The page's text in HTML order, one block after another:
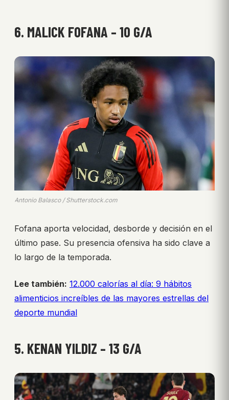
6. MALICK FOFANA – 10 G/A
Antonio Balasco / Shutterstock.com
Fofana aporta velocidad, desborde y decisión en el
último pase. Su presencia ofensiva ha sido clave a
lo largo de la temporada.
Lee también: 12.000 calorías al día: 9 hábitos
alimenticios increíbles de las mayores estrellas del
deporte mundial
5. KENAN YILDIZ – 13 G/A